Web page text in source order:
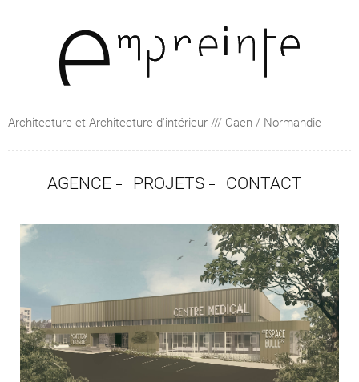
Architecture et Architecture d'intérieur /// Caen / Normandie
AGENCE PROJETS CONTACT